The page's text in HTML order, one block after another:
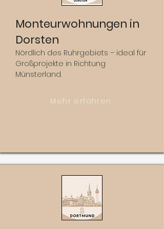
Monteurwohnungen in
Dorsten
Nördlich des Ruhrgebiets – ideal für
Großprojekte in Richtung
Münsterland.
Mehr erfahren